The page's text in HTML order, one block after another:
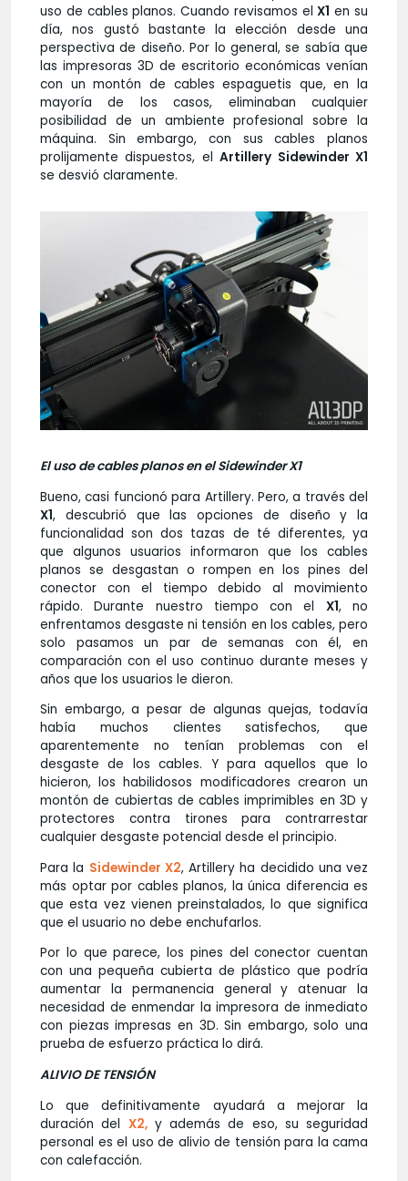
uso de cables planos. Cuando revisamos elX1 en su
día, nos gustó bastante la elección desde una
perspectiva de diseño. Por lo general, se sabía que
las impresoras 3D de escritorio económicas venían
con un montón de cables espaguetis que, en la
mayoría de los casos, eliminaban cualquier
posibilidad de un ambiente profesional sobre la
máquina. Sin embargo, con sus cables planos
prolijamente dispuestos, elArtillery Sidewinder X1
se desvió claramente.
El uso de cables planos en el Sidewinder X1
Bueno, casi funcionó para Artillery. Pero, a través del
X1, descubrió que las opciones de diseño y la
funcionalidad son dos tazas de té diferentes, ya
que algunos usuarios informaron que los cables
planos se desgastan o rompen en los pines del
conector con el tiempo debido al movimiento
rápido. Durante nuestro tiempo con el X1, no
enfrentamos desgaste ni tensión en los cables, pero
solo pasamos un par de semanas con él, en
comparación con el uso continuo durante meses y
años que los usuarios le dieron.
Sin embargo, a pesar de algunas quejas, todavía
había muchos clientes satisfechos, que
aparentemente no tenían problemas con el
desgaste de los cables. Y para aquellos que lo
hicieron, los habilidosos modificadores crearon un
montón de cubiertas de cables imprimibles en 3D y
protectores contra tirones para contrarrestar
cualquier desgaste potencial desde el principio.
Para la Sidewinder X2, Artillery ha decidido una vez
más optar por cables planos, la única diferencia es
que esta vez vienen preinstalados, lo que significa
que el usuario no debe enchufarlos.
Por lo que parece, los pines del conector cuentan
con una pequeña cubierta de plástico que podría
aumentar la permanencia general y atenuar la
necesidad de enmendar la impresora de inmediato
con piezas impresas en 3D. Sin embargo, solo una
prueba de esfuerzo práctica lo dirá.
ALIVIO DE TENSIÓN
Lo que definitivamente ayudará a mejorar la
duración del X2,y además de eso, su seguridad
personal es el uso de alivio de tensión para la cama
con calefacción.